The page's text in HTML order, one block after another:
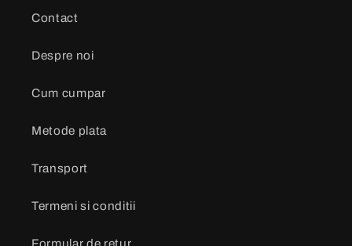
Contact
Despre noi
Cum cumpar
Metode plata
Transport
Termeni si conditii